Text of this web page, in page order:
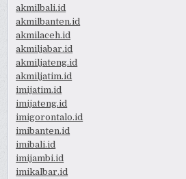
akmilbali.id
akmilbanten.id
akmilaceh.id
akmiljabar.id
akmiljateng.id
akmiljatim.id
imijatim.id
imijateng.id
imigorontalo.id
imibanten.id
imibali.id
imijambi.id
imikalbar.id